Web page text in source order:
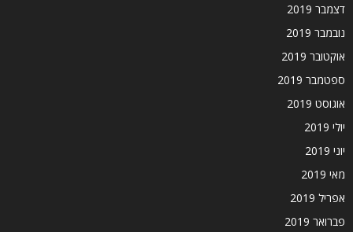
דצמבר 2019
נובמבר 2019
אוקטובר 2019
ספטמבר 2019
אוגוסט 2019
יולי 2019
יוני 2019
מאי 2019
אפריל 2019
פברואר 2019